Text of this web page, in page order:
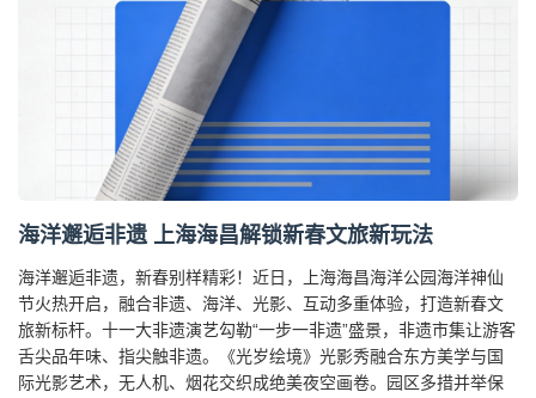
海洋邂逅非遗 上海海昌解锁新春文旅新玩法
海洋邂逅非遗，新春别样精彩！近日，上海海昌海洋公园海洋神仙
节火热开启，融合非遗、海洋、光影、互动多重体验，打造新春文
旅新标杆。十一大非遗演艺勾勒“一步一非遗”盛景，非遗市集让游客
舌尖品年味、指尖触非遗。《光岁绘境》光影秀融合东方美学与国
际光影艺术，无人机、烟花交织成绝美夜空画卷。园区多措并举保